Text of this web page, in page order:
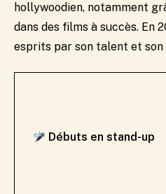
hollywoodien, notamment
dans des films à succès. En
esprits par son talent et son
Débuts en stand-up